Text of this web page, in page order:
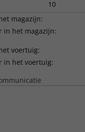
magazijn:
in het magazijn:
voertuig:
in het voertuig: